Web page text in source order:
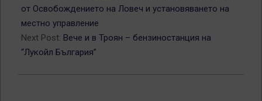
03
от Освобождението на Ловеч и установяването на
местно управление
Next Post: Вече и в Троян – бензиностанция на
“Лукойл България”